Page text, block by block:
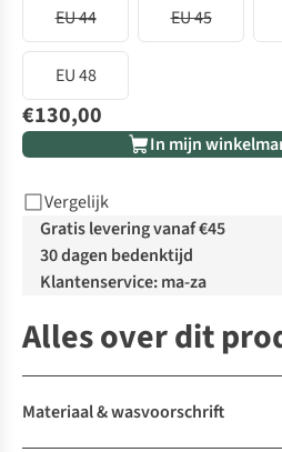
EU 44 EU 45
EU 48
€130,00
In mijn
Vergelijk
Gratis levering vanaf €45
30 dagen bedenktijd
Klantenservice: ma-za
Alles over dit
Materiaal & wasvoorschrift